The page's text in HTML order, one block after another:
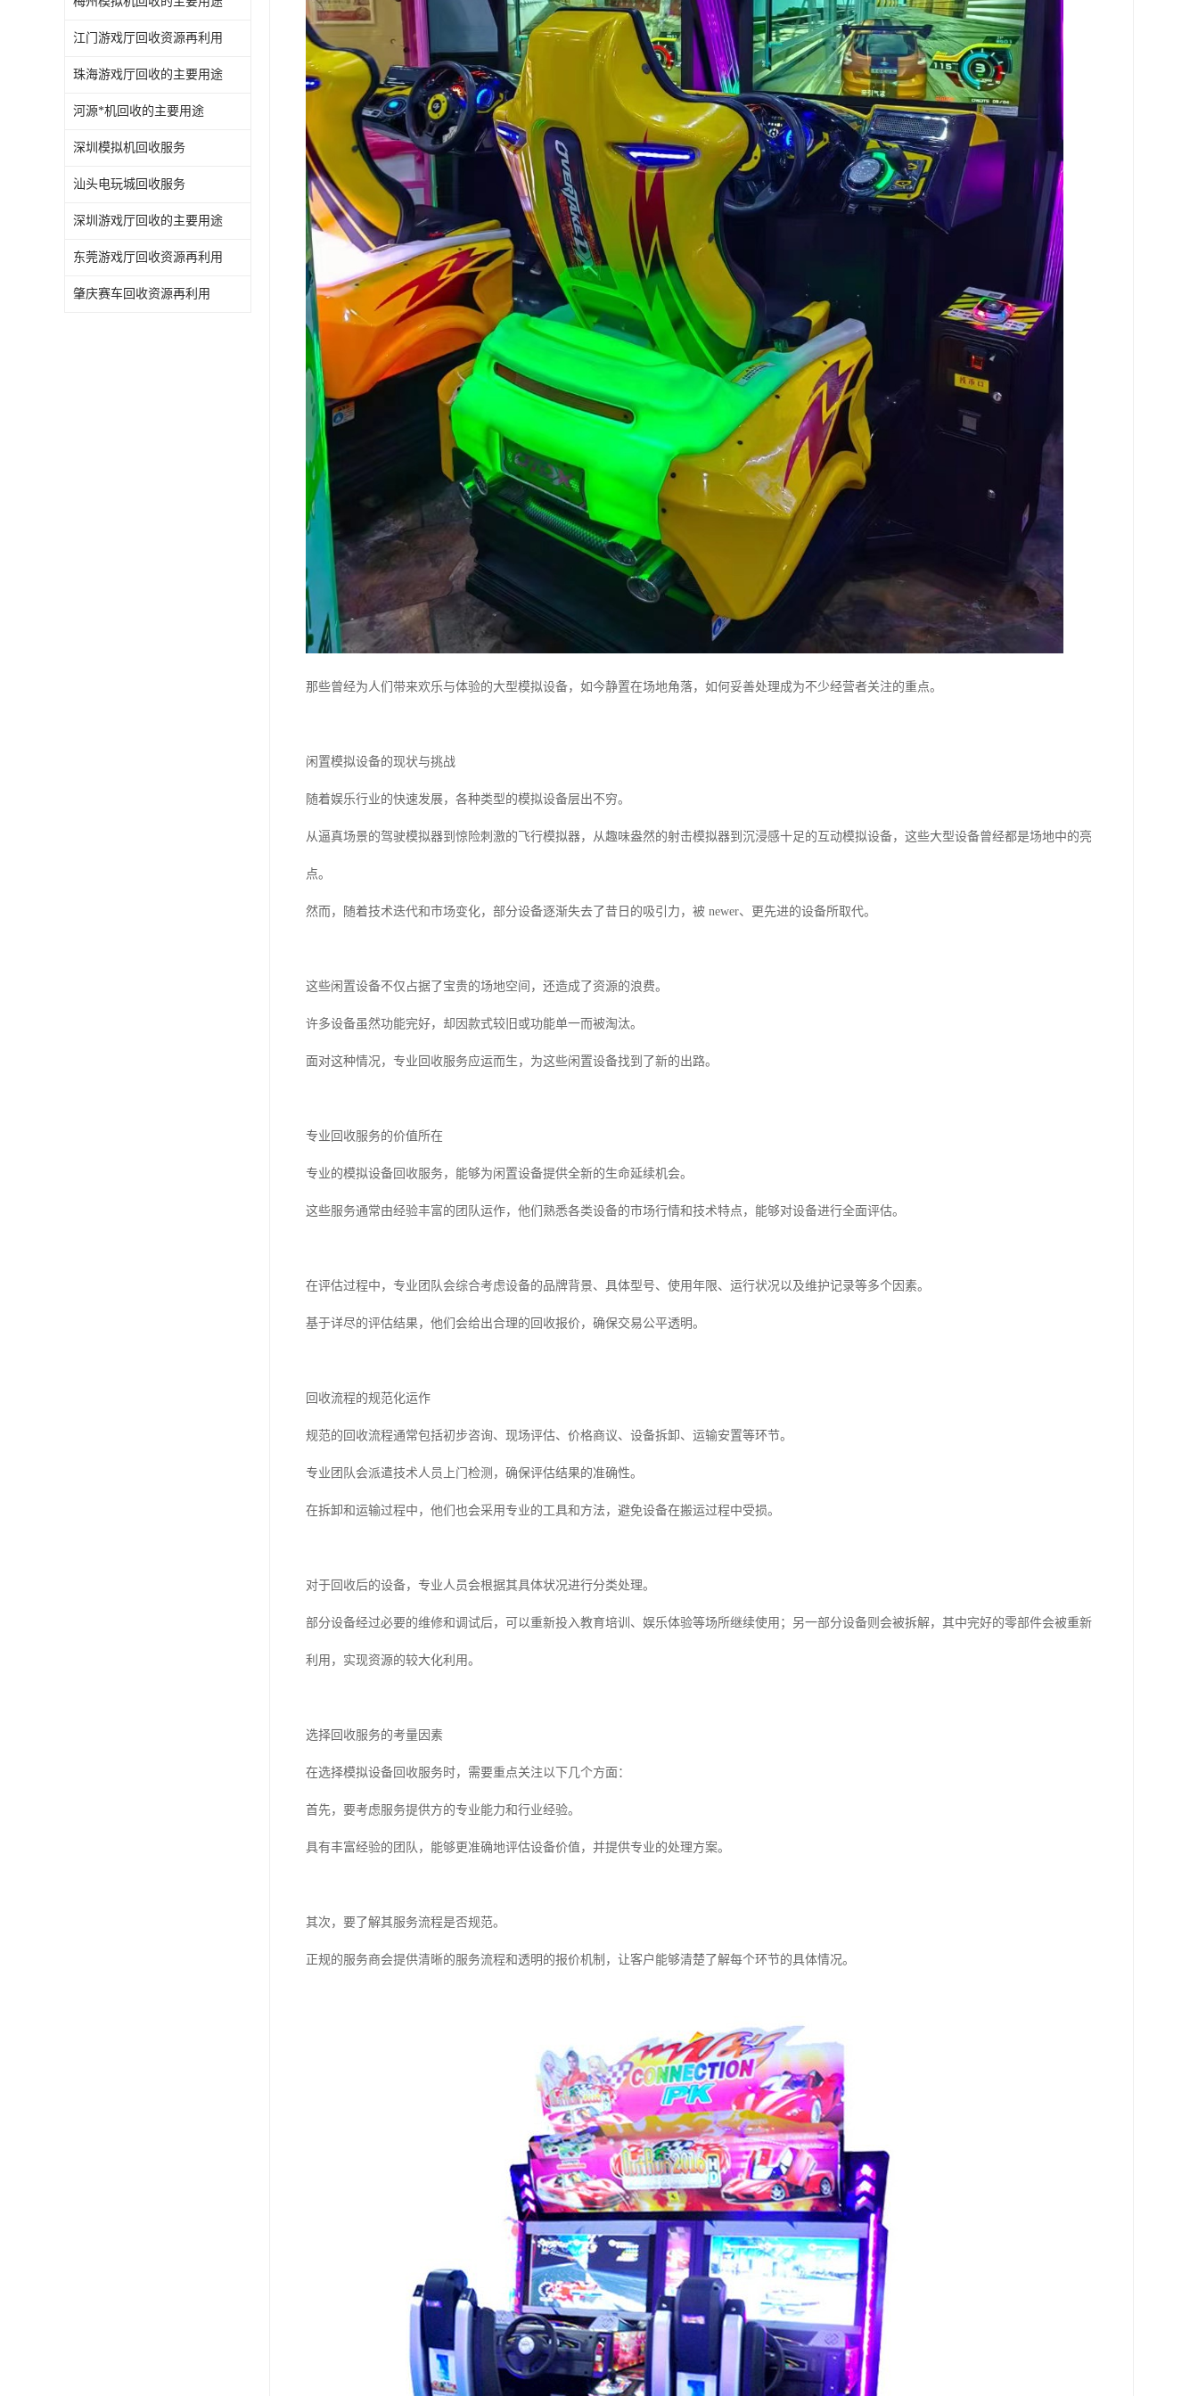
江门游戏厅回收资源再利用
珠海游戏厅回收的主要用途
河源*机回收的主要用途
深圳模拟机回收服务
汕头电玩城回收服务
深圳游戏厅回收的主要用途
东莞游戏厅回收资源再利用
肇庆赛车回收资源再利用
那些曾经为人们带来欢乐与体验的大型模拟设备，如今静置在场地角落，如何妥善处理成为不少经营者关注的重点。
闲置模拟设备的现状与挑战
随着娱乐行业的快速发展，各种类型的模拟设备层出不穷。
从逼真场景的驾驶模拟器到惊险刺激的飞行模拟器，从趣味盎然的射击模拟器到沉浸感十足的互动模拟设备，这些大型设备曾经都是场地中的亮
点。
然而，随着技术迭代和市场变化，部分设备逐渐失去了昔日的吸引力，被 newer、更先进的设备所取代。
这些闲置设备不仅占据了宝贵的场地空间，还造成了资源的浪费。
许多设备虽然功能完好，却因款式较旧或功能单一而被淘汰。
面对这种情况，专业回收服务应运而生，为这些闲置设备找到了新的出路。
专业回收服务的价值所在
专业的模拟设备回收服务，能够为闲置设备提供全新的生命延续机会。
这些服务通常由经验丰富的团队运作，他们熟悉各类设备的市场行情和技术特点，能够对设备进行全面评估。
在评估过程中，专业团队会综合考虑设备的品牌背景、具体型号、使用年限、运行状况以及维护记录等多个因素。
基于详尽的评估结果，他们会给出合理的回收报价，确保交易公平透明。
回收流程的规范化运作
规范的回收流程通常包括初步咨询、现场评估、价格商议、设备拆卸、运输安置等环节。
专业团队会派遣技术人员上门检测，确保评估结果的准确性。
在拆卸和运输过程中，他们也会采用专业的工具和方法，避免设备在搬运过程中受损。
对于回收后的设备，专业人员会根据其具体状况进行分类处理。
部分设备经过必要的维修和调试后，可以重新投入教育培训、娱乐体验等场所继续使用；另一部分设备则会被拆解，其中完好的零部件会被重新
利用，实现资源的较大化利用。
选择回收服务的考量因素
在选择模拟设备回收服务时，需要重点关注以下几个方面：
首先，要考虑服务提供方的专业能力和行业经验。
具有丰富经验的团队，能够更准确地评估设备价值，并提供专业的处理方案。
其次，要了解其服务流程是否规范。
正规的服务商会提供清晰的服务流程和透明的报价机制，让客户能够清楚了解每个环节的具体情况。